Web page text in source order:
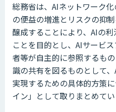
総務省は、AIネットワーク
の便益の増進とリスクの抑
醸成することにより、AIの
ことを目的とし、AIサービ
者等が自主的に参照するも
識の共有を図るものとして
実現するための具体的方策
イン」として取りまとめてい